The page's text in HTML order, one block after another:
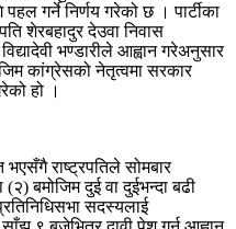
गर्ने निर्णय गरेको छ । पार्टीका
शेरबहादुर देउवा निवास
भण्डारीले आह्वान गरेअनुसार
कांग्रेसको नेतृत्वमा सरकार
हो ।
भएसँगै राष्ट्रपतिले सोमबार
बमोजिम दुई वा दुईभन्दा बढी
सदस्यलाई